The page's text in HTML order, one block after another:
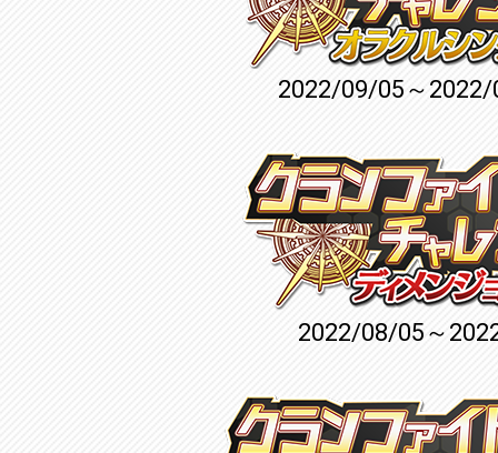
2022/09/05～
2022/08/05～